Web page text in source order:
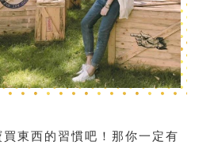
東西的習慣吧！那你一定有